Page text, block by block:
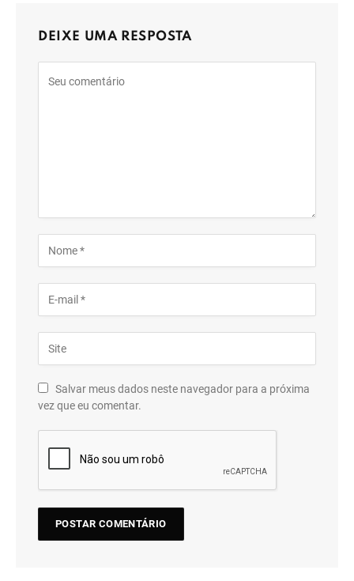
DEIXE UMA RESPOSTA
Salvar meus dados neste navegador para a próxima
vez que eu comentar.